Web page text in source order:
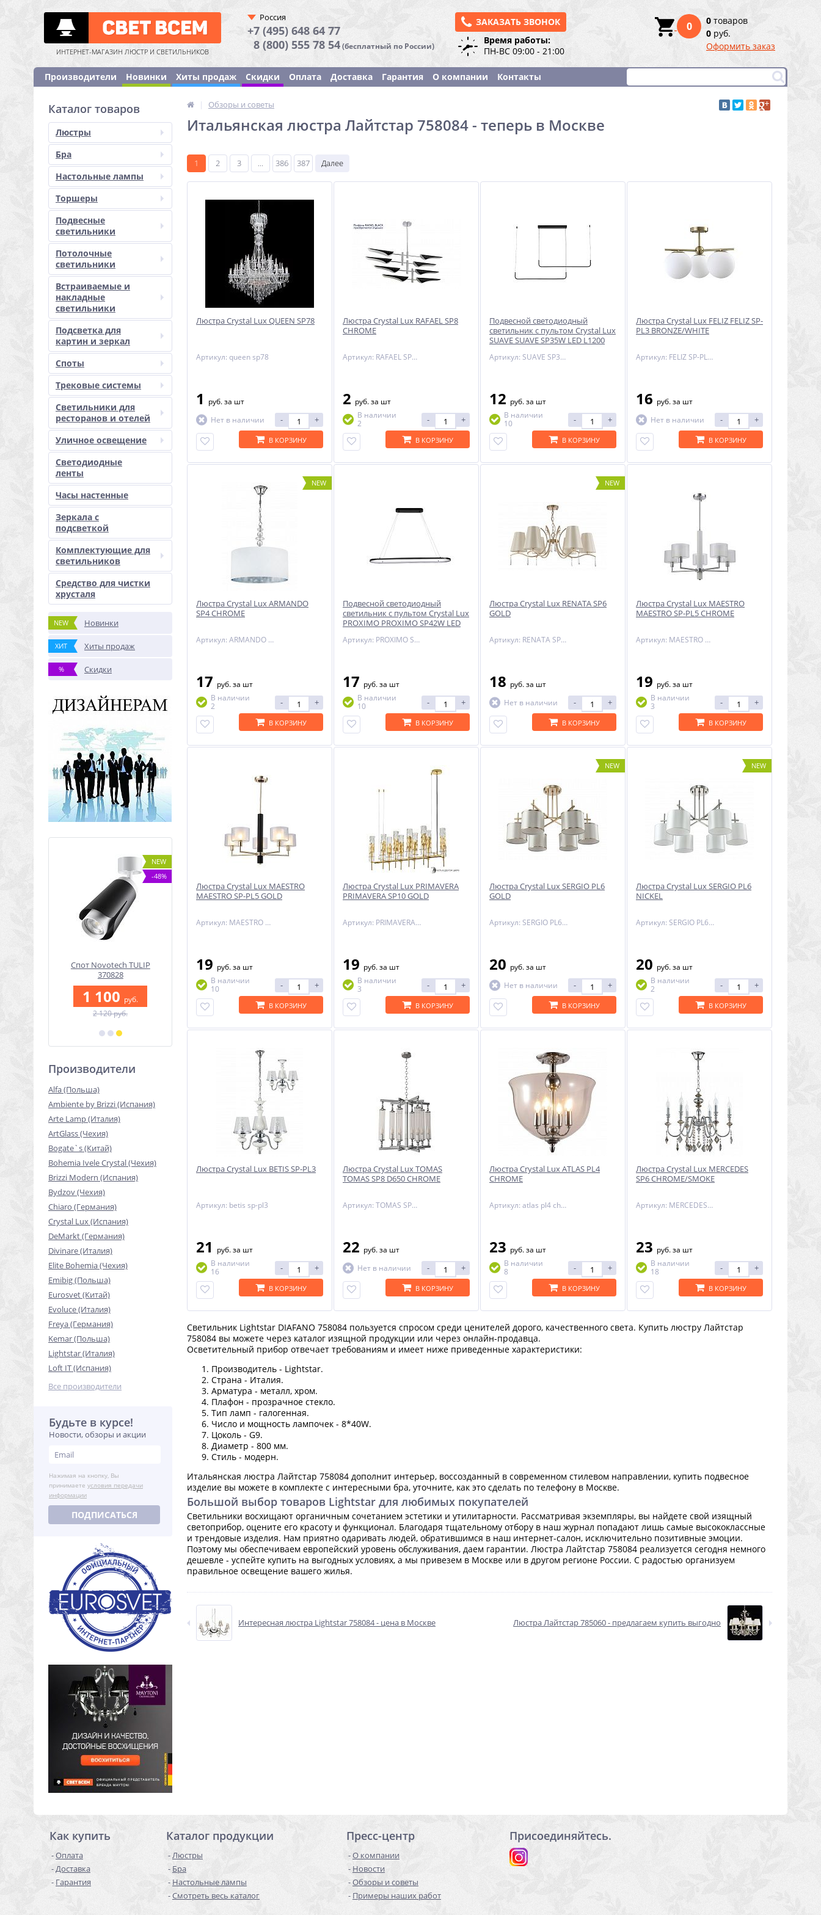
ИНТЕРНЕТ-МАГАЗИН ЛЮСТР И СВЕТИЛЬНИКОВ
Россия
+7 (495) 648 64 77
8 (800) 555 78 54(бесплатный по России)
ЗАКАЗАТЬ ЗВОНОК
Время работы:
ПН-ВС 09:00 - 21:00
0 0 товаров
0 руб.
Оформить заказ
Производители Новинки Хиты продаж Скидки Оплата Доставка Гарантия О компании Контакты
Каталог товаров
Люстры
Бра
Настольные лампы
Торшеры
Подвесные
светильники
Потолочные
светильники
Встраиваемые и
накладные
светильники
Подсветка для
картин и зеркал
Споты
Трековые системы
Светильники для
ресторанов и отелей
Уличное освещение
Светодиодные
ленты
Часы настенные
Зеркала с
подсветкой
Комплектующие для
светильников
Средство для чистки
хрусталя
NEW Новинки
ХИТ Хиты продаж
% Скидки
NEW
-48%
Спот Novotech TULIP
370828
1 100 руб.
2 120 руб.
Светильник трехфазный
трековый светодиодный
Novotech ITER 358862
2 100
руб.
Производители
Alfa (Польша)
Ambiente by Brizzi (Испания)
Arte Lamp (Италия)
ArtGlass (Чехия)
Bogate`s (Китай)
Bohemia Ivele Crystal (Чехия)
Brizzi Modern (Испания)
Bydzov (Чехия)
Chiaro (Германия)
Crystal Lux (Испания)
DeMarkt (Германия)
Divinare (Италия)
Elite Bohemia (Чехия)
Emibig (Польша)
Eurosvet (Китай)
Evoluce (Италия)
Freya (Германия)
Kemar (Польша)
Lightstar (Италия)
Loft IT (Испания)
Все производители
Будьте в курсе!
Новости, обзоры и акции
Нажимая на кнопку, Вы
принимаете условия передачи
информации
ПОДПИСАТЬСЯ
| Обзоры и советы
Итальянская люстра Лайтстар 758084 - теперь в Москве
1 2 3 ... 386 387 Далее
Люстра Crystal Lux QUEEN SP78
Артикул: queen sp78
1 руб.за шт
Нет в наличии
- +
В КОРЗИНУ
Люстра Crystal Lux RAFAEL SP8
CHROME
Артикул: RAFAEL SP8 CHROME
2 руб.за шт
В наличии
2
- +
В КОРЗИНУ
Подвесной светодиодный
светильник с пультом Crystal Lux
SUAVE SUAVE SP35W LED L1200
Артикул: SUAVE SP35W LED L1200 BLACK
12 руб.за шт
В наличии
10
- +
В КОРЗИНУ
Люстра Crystal Lux FELIZ FELIZ SP-
PL3 BRONZE/WHITE
Артикул: FELIZ SP-PL3 BRONZE/WHITE
16 руб.за шт
Нет в наличии
- +
В КОРЗИНУ
NEW
Люстра Crystal Lux ARMANDO
SP4 CHROME
Артикул: ARMANDO SP4 CHROME
17 руб.за шт
В наличии
2
- +
В КОРЗИНУ
Подвесной светодиодный
светильник с пультом Crystal Lux
PROXIMO PROXIMO SP42W LED
Артикул: PROXIMO SP42W LED L1100 BLACK
17 руб.за шт
В наличии
10
- +
В КОРЗИНУ
NEW
Люстра Crystal Lux RENATA SP6
GOLD
Артикул: RENATA SP6 GOLD
18 руб.за шт
Нет в наличии
- +
В КОРЗИНУ
Люстра Crystal Lux MAESTRO
MAESTRO SP-PL5 CHROME
Артикул: MAESTRO SP-PL5 CHROME
19 руб.за шт
В наличии
3
- +
В КОРЗИНУ
Люстра Crystal Lux MAESTRO
MAESTRO SP-PL5 GOLD
Артикул: MAESTRO SP-PL5 GOLD
19 руб.за шт
В наличии
10
- +
В КОРЗИНУ
Люстра Crystal Lux PRIMAVERA
PRIMAVERA SP10 GOLD
Артикул: PRIMAVERA SP10 GOLD
19 руб.за шт
В наличии
3
- +
В КОРЗИНУ
NEW
Люстра Crystal Lux SERGIO PL6
GOLD
Артикул: SERGIO PL6 GOLD
20 руб.за шт
Нет в наличии
- +
В КОРЗИНУ
NEW
Люстра Crystal Lux SERGIO PL6
NICKEL
Артикул: SERGIO PL6 NICKEL
20 руб.за шт
В наличии
2
- +
В КОРЗИНУ
Люстра Crystal Lux BETIS SP-PL3
Артикул: betis sp-pl3
21 руб.за шт
В наличии
16
- +
В КОРЗИНУ
Люстра Crystal Lux TOMAS
TOMAS SP8 D650 CHROME
Артикул: TOMAS SP8 D650 CHROME
22 руб.за шт
Нет в наличии
- +
В КОРЗИНУ
Люстра Crystal Lux ATLAS PL4
CHROME
Артикул: atlas pl4 chrome
23 руб.за шт
В наличии
8
- +
В КОРЗИНУ
Люстра Crystal Lux MERCEDES
SP6 CHROME/SMOKE
Артикул: MERCEDES SP6 CHROME/SMOKE
23 руб.за шт
В наличии
18
- +
В КОРЗИНУ
Светильник Lightstar DIAFANO 758084 пользуется спросом среди ценителей дорого, качественного света. Купить люстру Лайтстар
758084 вы можете через каталог изящной продукции или через онлайн-продавца.
Осветительный прибор отвечает требованиям и имеет ниже приведенные характеристики:
Производитель - Lightstar.
Страна - Италия.
Арматура - металл, хром.
Плафон - прозрачное стекло.
Тип ламп - галогенная.
Число и мощность лампочек - 8*40W.
Цоколь - G9.
Диаметр - 800 мм.
Стиль - модерн.
Итальянская люстра Лайтстар 758084 дополнит интерьер, воссозданный в современном стилевом направлении, купить подвесное
изделие вы можете в комплекте с интересными бра, уточните, как это сделать по телефону в Москве.
Большой выбор товаров Lightstar для любимых покупателей
Светильники восхищают органичным сочетанием эстетики и утилитарности. Рассматривая экземпляры, вы найдете свой изящный
светоприбор, оцените его красоту и функционал. Благодаря тщательному отбору в наш журнал попадают лишь самые высококлассные
и трендовые изделия. Нам приятно одаривать людей, обратившимся в наш интернет-салон, исключительно позитивные эмоции.
Поэтому мы обеспечиваем европейский уровень обслуживания, даем гарантии. Люстра Лайтстар 758084 реализуется сегодня немного
дешевле - успейте купить на выгодных условиях, а мы привезем в Москве или в другом регионе России. С радостью организуем
правильное освещение вашего жилья.
Интересная люстра Lightstar 758084 - цена в Москве Люстра Лайтстар 785060 - предлагаем купить выгодно
Как купить
Оплата
Доставка
Гарантия
Каталог продукции
Люстры
Бра
Настольные лампы
Смотреть весь каталог
Пресс-центр
О компании
Новости
Обзоры и советы
Примеры наших работ
Присоединяйтесь.